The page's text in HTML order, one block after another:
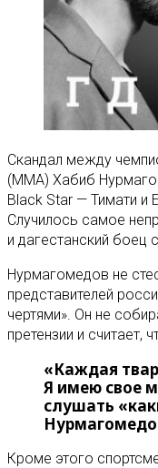
Скандал между
(MMA) Хабиб
Black Star — Тимати и
Случилось самое
и дагестанский боец
Нурмагомедов не
представителей
чертями». Он не
претензии и считает,
«Каждая
Я имею свое
слушать
Кроме этого